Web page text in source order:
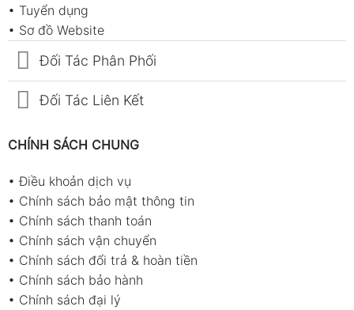
• Tuyển dụng
• Sơ đồ Website
Đối Tác Phân Phối
Đối Tác Liên Kết
CHÍNH SÁCH CHUNG
•Điều khoản dịch vụ
• Chính sách bảo mật thông tin
• Chính sách thanh toán
• Chính sách vận chuyển
• Chính sách đổi trả & hoàn tiền
• Chính sách bảo hành
• Chính sách đại lý